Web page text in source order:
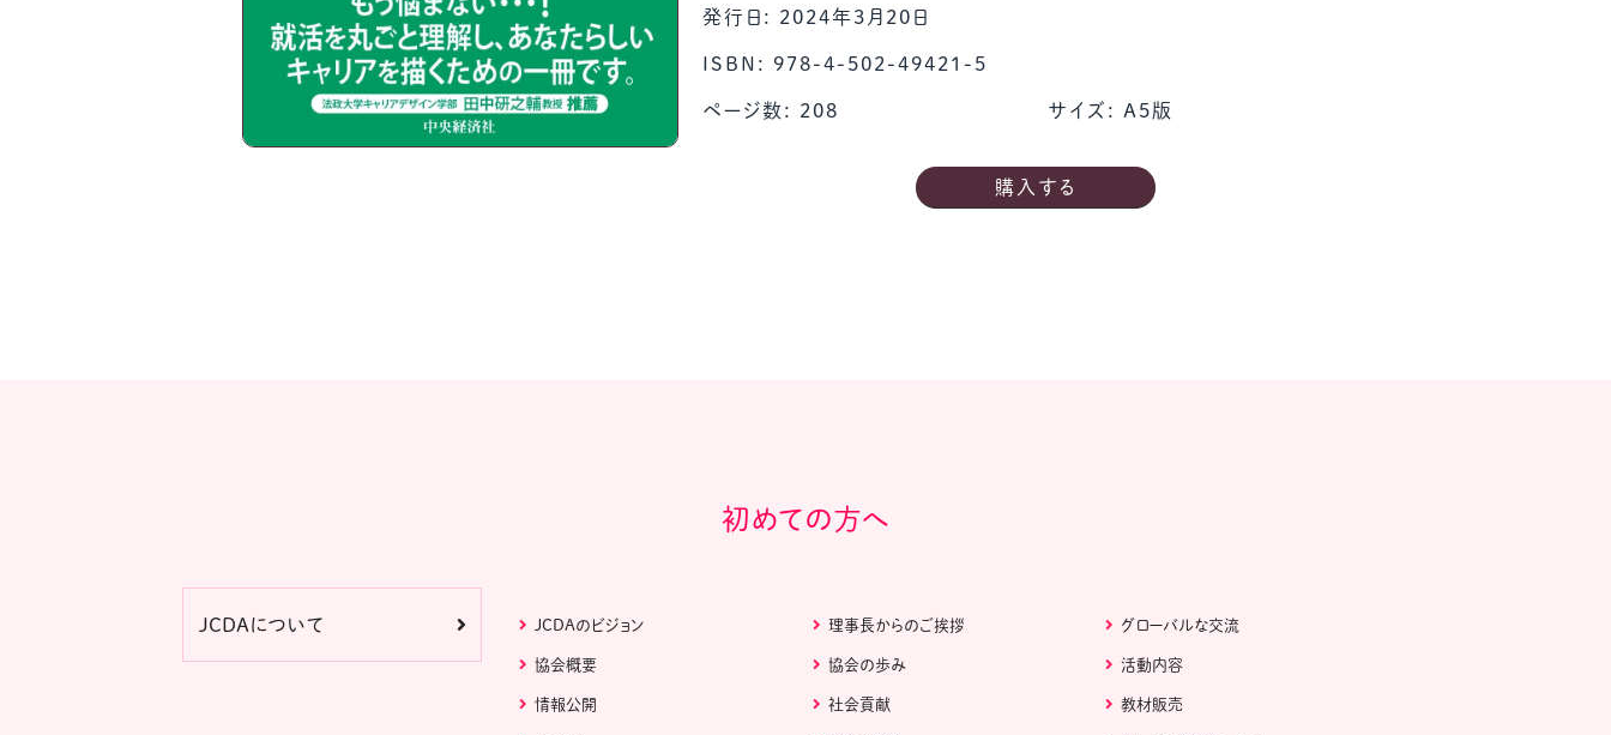
発行日: 2024年3月20日
ISBN: 978-4-502-49421-5
ページ数: 208 サイズ: A5版
購入する
初めての方へ
JCDAについて JCDAのビジョン 理事長からのご挨拶 グローバルな交流
協会概要 協会の歩み 活動内容
情報公開 社会貢献 教材販売